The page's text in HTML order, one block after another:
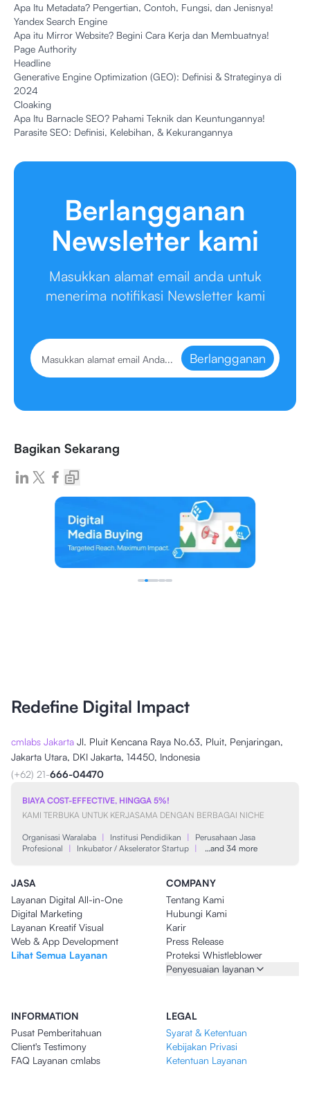
Apa Itu Metadata? Pengertian, Contoh, Fungsi, dan Jenisnya!
Yandex Search Engine
Apa itu Mirror Website? Begini Cara Kerja dan Membuatnya!
Page Authority
Headline
Generative Engine Optimization (GEO): Definisi & Strateginya di
2024
Cloaking
Apa Itu Barnacle SEO? Pahami Teknik dan Keuntungannya!
Parasite SEO: Definisi, Kelebihan, & Kekurangannya
Berlangganan
Newsletter kami
Masukkan alamat email anda untuk
menerima notifikasi Newsletter kami
Berlangganan
Bagikan Sekarang
Redefine Digital Impact
cmlabs Jakarta Jl. Pluit Kencana Raya No.63, Pluit, Penjaringan,
Jakarta Utara, DKI Jakarta, 14450, Indonesia
(+62) 21-666-04470
BIAYA COST-EFFECTIVE, HINGGA 5%!
KAMI TERBUKA UNTUK KERJASAMA DENGAN BERBAGAI NICHE
Organisasi Waralaba | Institusi Pendidikan |
Perusahaan Jasa
Profesional
| Inkubator / Akselerator Startup | …and 34 more
JASA
Layanan Digital All-in-One
Digital Marketing
Layanan Kreatif Visual
Web & App Development
Lihat Semua Layanan
COMPANY
Tentang Kami
Hubungi Kami
Karir
Press Release
Proteksi Whistleblower
Penyesuaian layanan
INFORMATION
Pusat Pemberitahuan
Client's Testimony
FAQ Layanan cmlabs
LEGAL
Syarat & Ketentuan
Kebijakan Privasi
Ketentuan Layanan